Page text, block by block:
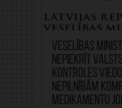
Veselības
nepiekrīt Valsts
kontroles
nepilnībām
medikamentu